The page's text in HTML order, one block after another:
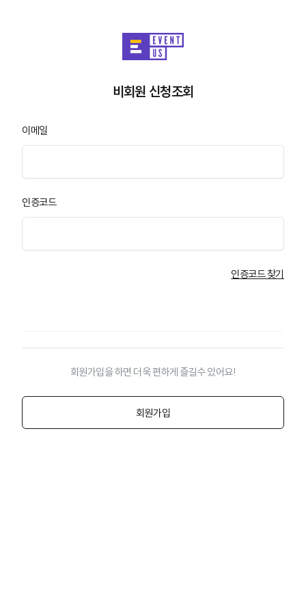
비회원 신청조회
이메일
인증코드
인증코드 찾기
회원가입을 하면 더욱 편하게 즐길수 있어요!
회원가입